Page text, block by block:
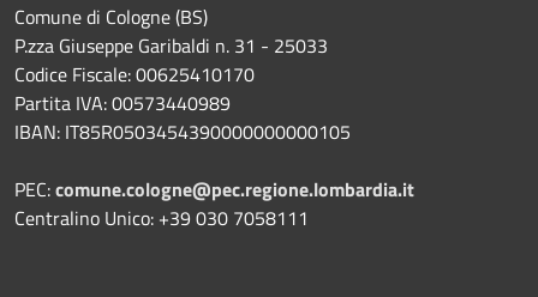
Comune di Cologne (BS)
P.zza Giuseppe Garibaldi n. 31 - 25033
Codice Fiscale: 00625410170
Partita IVA: 00573440989
IBAN: IT85R0503454390000000000105
PEC:comune.cologne@pec.regione.lombardia.it
Centralino Unico: +39 030 7058111